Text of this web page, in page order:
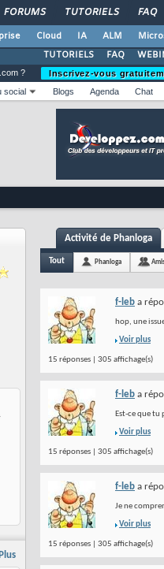
FORUMS TUTORIELS FAQ
Cloud IA ALM
TUTORIELS
FAQ
?
Inscrivez-vous
social Blogs Agenda Chat
Plus
Activité de Phanloga
Tout Phanloga
f-leb a
hop, une
Voir plus
15 réponses | 305 affichage(s)
f-leb a
Est-ce que tu
Voir plus
15 réponses | 305 affichage(s)
f-leb a
Je ne
Voir plus
15 réponses | 305 affichage(s)